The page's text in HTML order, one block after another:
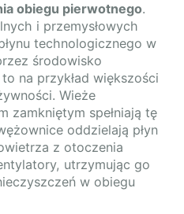
obiegu pierwotnego.
i przemysłowych
technologicznego w
środowisko
na przykład większości
Wieże
zamkniętym spełniają tę
oddzielają płyn
z otoczenia
utrzymując go
w obiegu